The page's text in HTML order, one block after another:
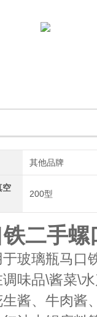
其他品牌
空
200型
二手
玻璃瓶马口
调味品\酱菜\
酱、牛肉酱